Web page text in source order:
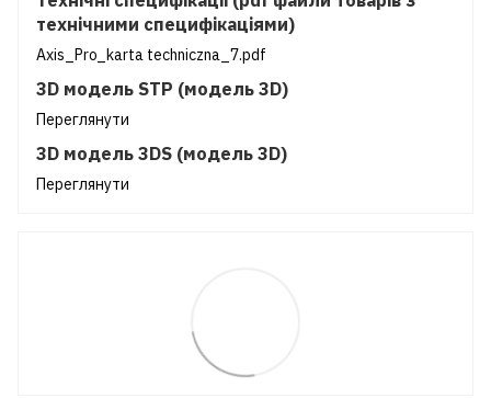
технічними специфікаціями)
Axis_Pro_karta techniczna_7.pdf
3D модель STP (модель 3D)
Переглянути
3D модель 3DS (модель 3D)
Переглянути